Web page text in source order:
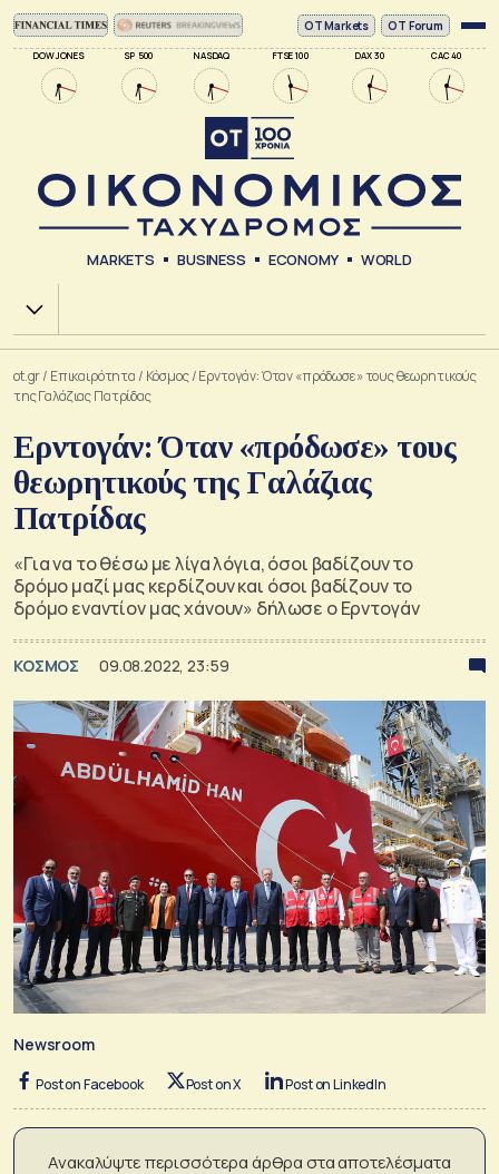
DOW JONES SP 500 NASDAQ FTSE 100 DAX 30 CAC 40
ΟΤ Markets OT Forum
MARKETS BUSINESS ECONOMY WORLD
Χ.Α.
ot.gr/ Επικαιρότητα / Κόσμος/Ερντογάν: Όταν «πρόδωσε» τους θεωρητικούς
της Γαλάζιας Πατρίδας
Ερντογάν: Όταν «πρόδωσε» τους
θεωρητικούς της Γαλάζιας
Πατρίδας
«Για να το θέσω με λίγα λόγια, όσοι βαδίζουν το
δρόμο μαζί μας κερδίζουν και όσοι βαδίζουν το
δρόμο εναντίον μας χάνουν» δήλωσε ο Ερντογάν
ΚΟΣΜΟΣ 09.08.2022, 23:59
Newsroom
Post on Facebook Post on X Post on LinkedIn
Ανακαλύψτε περισσότερα άρθρα στα αποτελέσματα